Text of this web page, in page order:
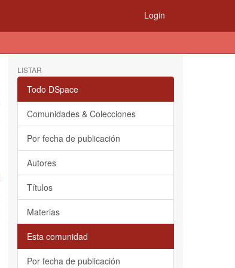
Login
LISTAR
Todo DSpace
Comunidades & Colecciones
Por fecha de publicación
Autores
Títulos
Materias
Esta comunidad
Por fecha de publicación